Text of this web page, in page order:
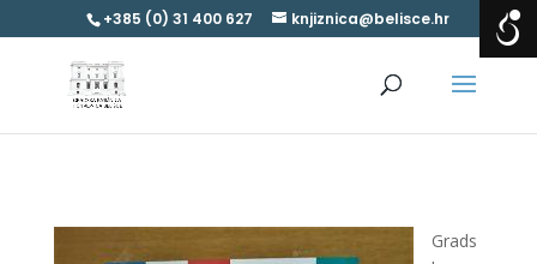
+385 (0) 31 400 627 knjiznica@belisce.hr
Grads